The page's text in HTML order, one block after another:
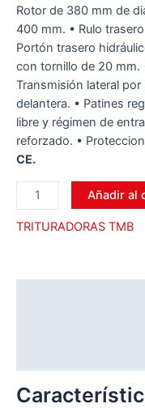
Rotor de 380 mm de
400 mm. • Rulo
Portón trasero
con tornillo de 20 mm.
Transmisión lateral por
delantera. • Patines
libre y régimen de
reforzado. •
CE.
Añadir al
TRITURADORAS TMB